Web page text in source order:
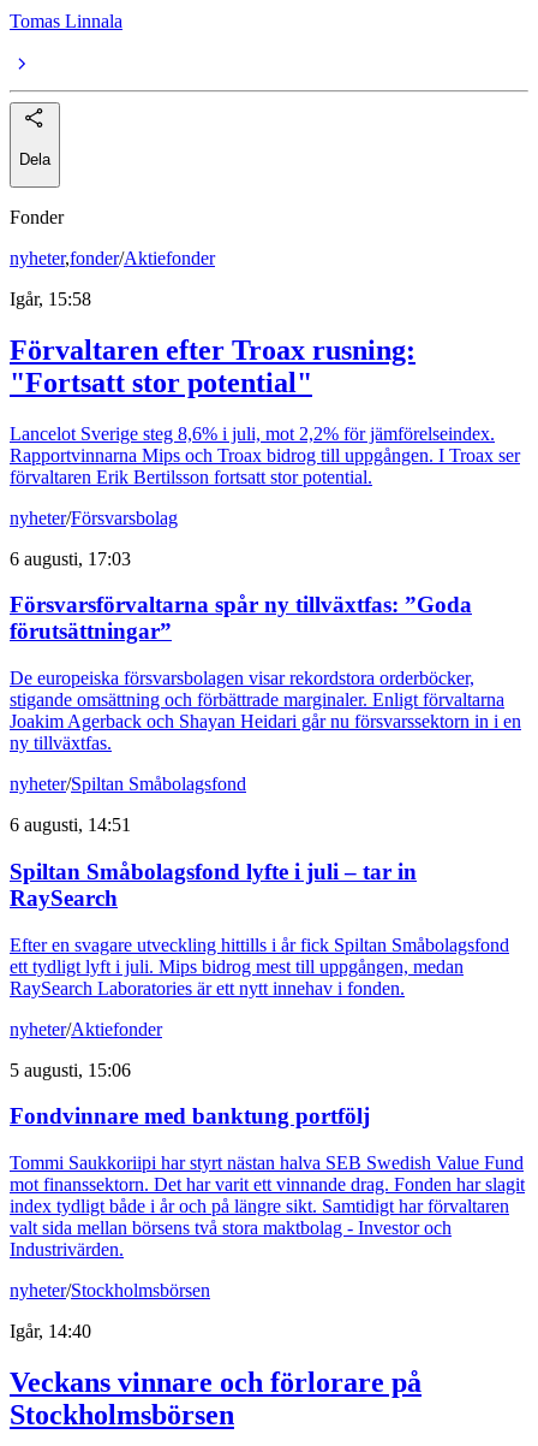
Tomas Linnala
Dela
Fonder
nyheter,fonder/Aktiefonder
Igår, 15:58
Förvaltaren efter Troax rusning:
"Fortsatt stor potential"
Lancelot Sverige steg 8,6% i juli, mot 2,2% för jämförelseindex.
Rapportvinnarna Mips och Troax bidrog till uppgången. I Troax ser
förvaltaren Erik Bertilsson fortsatt stor potential.
nyheter/Försvarsbolag
6 augusti, 17:03
Försvarsförvaltarna spår ny tillväxtfas: ”Goda
förutsättningar”
De europeiska försvarsbolagen visar rekordstora orderböcker,
stigande omsättning och förbättrade marginaler. Enligt förvaltarna
Joakim Agerback och Shayan Heidari går nu försvarssektorn in i en
ny tillväxtfas.
nyheter/Spiltan Småbolagsfond
6 augusti, 14:51
Spiltan Småbolagsfond lyfte i juli – tar in
RaySearch
Efter en svagare utveckling hittills i år fick Spiltan Småbolagsfond
ett tydligt lyft i juli. Mips bidrog mest till uppgången, medan
RaySearch Laboratories är ett nytt innehav i fonden.
nyheter/Aktiefonder
5 augusti, 15:06
Fondvinnare med banktung portfölj
Tommi Saukkoriipi har styrt nästan halva SEB Swedish Value Fund
mot finanssektorn. Det har varit ett vinnande drag. Fonden har slagit
index tydligt både i år och på längre sikt. Samtidigt har förvaltaren
valt sida mellan börsens två stora maktbolag - Investor och
Industrivärden.
nyheter/Stockholmsbörsen
Igår, 14:40
Veckans vinnare och förlorare på
Stockholmsbörsen